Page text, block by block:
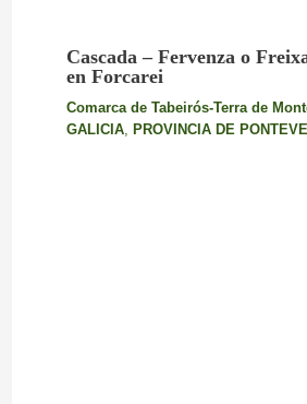
Cascada – Fervenza o
en Forcarei
Comarca de Tabeirós-Terra de
GALICIA, PROVINCIA DE